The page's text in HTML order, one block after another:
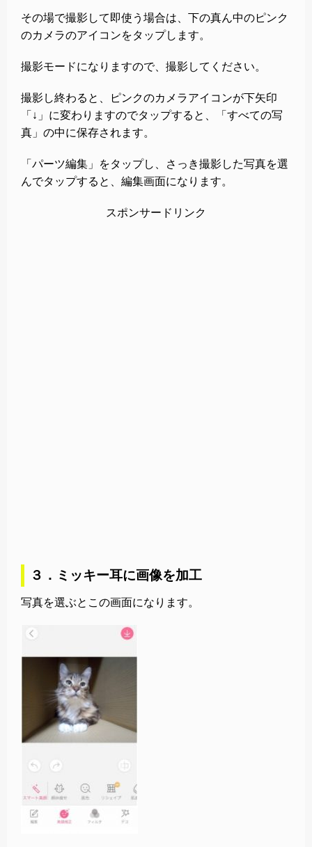
その場で撮影して即使う場合は、下の真ん中のピンク
のカメラのアイコンをタップします。
撮影モードになりますので、撮影してください。
撮影し終わると、ピンクのカメラアイコンが下矢印
「↓」に変わりますのでタップすると、「すべての写
真」の中に保存されます。
「パーツ編集」をタップし、さっき撮影した写真を選
んでタップすると、編集画面になります。
スポンサードリンク
３．ミッキー耳に画像を加工
写真を選ぶとこの画面になります。